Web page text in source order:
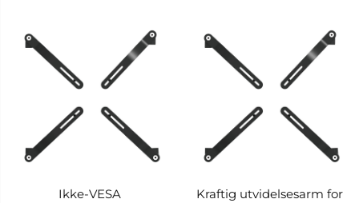
Ikke-VESA
Kraftig utvidelsesarm for